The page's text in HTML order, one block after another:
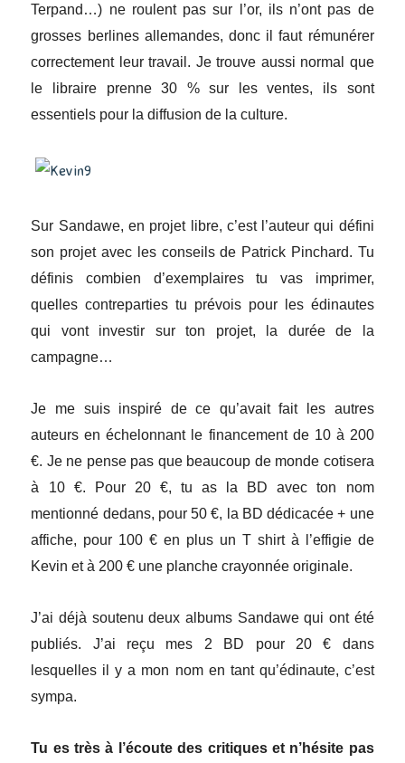
Terpand…) ne roulent pas sur l’or, ils n’ont pas de
grosses berlines allemandes, donc il faut rémunérer
correctement leur travail. Je trouve aussi normal que
le libraire prenne 30 % sur les ventes, ils sont
essentiels pour la diffusion de la culture.
Sur Sandawe, en projet libre, c’est l’auteur qui défini
son projet avec les conseils de Patrick Pinchard. Tu
définis combien d’exemplaires tu vas imprimer,
quelles contreparties tu prévois pour les édinautes
qui vont investir sur ton projet, la durée de la
campagne…
Je me suis inspiré de ce qu’avait fait les autres
auteurs en échelonnant le financement de 10 à 200
€. Je ne pense pas que beaucoup de monde cotisera
à 10 €. Pour 20 €, tu as la BD avec ton nom
mentionné dedans, pour 50 €, la BD dédicacée + une
affiche, pour 100 € en plus un T shirt à l’effigie de
Kevin et à 200 € une planche crayonnée originale.
J’ai déjà soutenu deux albums Sandawe qui ont été
publiés. J’ai reçu mes 2 BD pour 20 € dans
lesquelles il y a mon nom en tant qu’édinaute, c’est
sympa.
Tu es très à l’écoute des critiques et n’hésite pas